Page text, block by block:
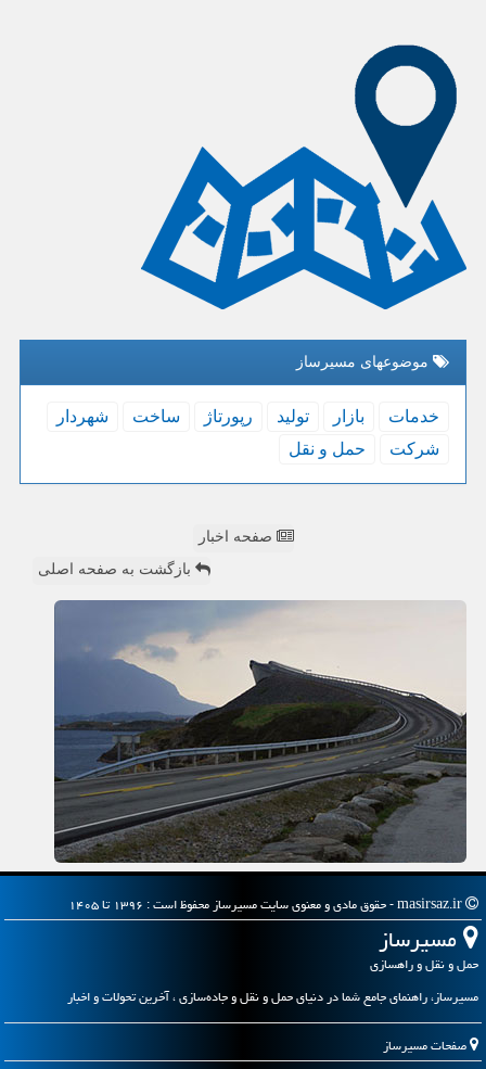
موضوعهای مسیرساز
خدمات بازار تولید رپورتاژ ساخت
شهردار
شركت
حمل و نقل
صفحه اخبار
بازگشت به صفحه اصلی
مسیرساز
حمل و نقل و راهسازی
مسیرساز، راهنمای جامع شما در دنیای حمل و نقل و جاده‌سازی ، آخرین تحولات و اخبار
صفحات مسیرساز